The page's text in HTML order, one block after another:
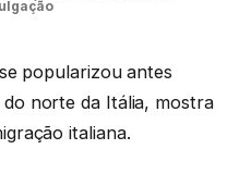
popularizou antes
norte da Itália, mostra
italiana.